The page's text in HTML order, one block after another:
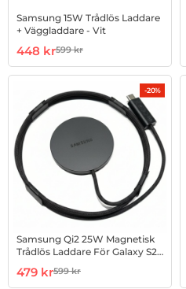
Samsung 15W Trådlös Laddare
+ Väggladdare - Vit
Art. nr 1002956721
rea pris
448 krtidigare pris
599 kr
-20%
Samsung Qi2 25W Magnetisk
Trådlös Laddare För Galaxy S26
Art. nr 1003255301
rea pris
479 krtidigare pris
599 kr